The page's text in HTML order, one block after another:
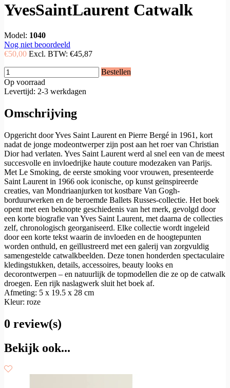
YvesSaintLaurent Catwalk
Model: 1040
Nog niet beoordeeld
€50,00 Excl. BTW: €45,87
Bestellen
Op voorraad
Levertijd: 2-3 werkdagen
Omschrijving
Opgericht door Yves Saint Laurent en Pierre Bergé in 1961, kort
nadat de jonge modeontwerper zijn post aan het roer van Christian
Dior had verlaten. Yves Saint Laurent werd al snel een van de meest
succesvolle en invloedrijke haute couture modezaken van Parijs.
Met Le Smoking, de eerste smoking voor vrouwen, presenteerde
Saint Laurent in 1966 ook iconische, op kunst geïnspireerde
creaties, van Mondriaanjurken tot kostbare Van Gogh-
borduurwerken en de beroemde Ballets Russes-collectie. Het boek
opent met een beknopte geschiedenis van het merk, gevolgd door
een korte biografie van Yves Saint Laurent, met daarna de collecties
zelf, chronologisch georganiseerd. Elke collectie wordt ingeleid
door een korte tekst waarin de invloeden en de hoogtepunten
worden onthuld, en geïllustreerd met een galerij van zorgvuldig
samengestelde catwalkbeelden. Deze tonen honderden spectaculaire
kledingstukken, details, accessoires, beauty looks en
decorontwerpen – en natuurlijk de topmodellen die ze op de catwalk
droegen. Een rijk naslagwerk sluit het boek af.
Afmeting: 5 x 19.5 x 28 cm
Kleur: roze
0 review(s)
Bekijk ook...